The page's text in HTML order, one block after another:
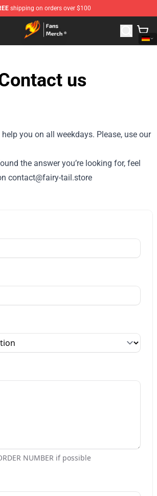
shipping on orders over $100
- Official Fairy Tail Merchandise Shop
us
you on all weekdays. Please, use our
the answer you’re looking for, feel
contact@fairy-tail.store